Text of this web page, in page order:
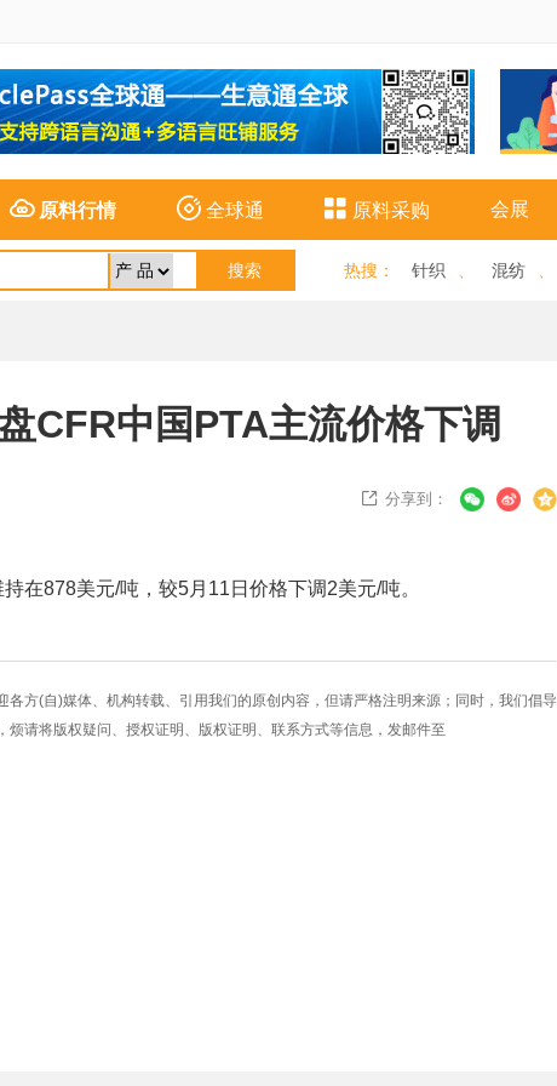
原料行情 全球通  原料采购 会展
热搜 ： 针织 混纺
CFR中国PTA主流价格下调
 分享到：
在878美元/吨，较5月11日价格下调2美元/吨。
各方(自)媒体、机构转载、引用我们的原创内容，但请严格注明来源；同时，我们倡导
请将版权疑问、授权证明、版权证明、联系方式等信息，发邮件至